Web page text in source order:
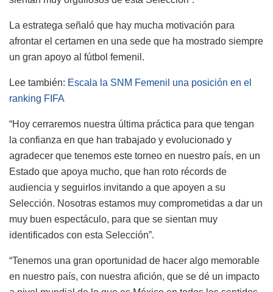
La estratega señaló que hay mucha motivación para
afrontar el certamen en una sede que ha mostrado siempre
un gran apoyo al fútbol femenil.
Lee también: Escala la SNM Femenil una posición en el
ranking FIFA
“Hoy cerraremos nuestra última práctica para que tengan
la confianza en que han trabajado y evolucionado y
agradecer que tenemos este torneo en nuestro país, en un
Estado que apoya mucho, que han roto récords de
audiencia y seguirlos invitando a que apoyen a su
Selección. Nosotras estamos muy comprometidas a dar un
muy buen espectáculo, para que se sientan muy
identificados con esta Selección”.
“Tenemos una gran oportunidad de hacer algo memorable
en nuestro país, con nuestra afición, que se dé un impacto